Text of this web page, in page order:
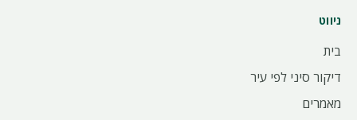
ניווט
בית
דיקור סיני לפי עיר
מאמרים